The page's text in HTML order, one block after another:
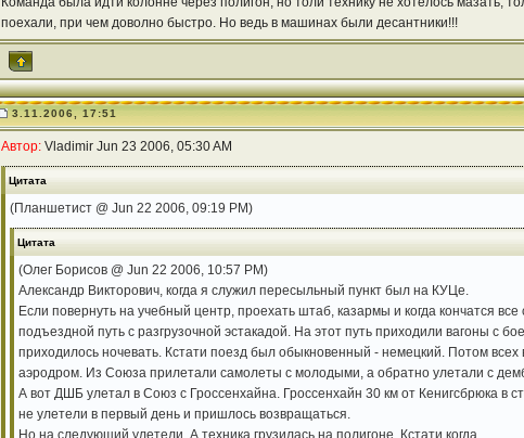
поехали, при чем доволно быстро. Но ведь в машинах были десантники!!!
3.11.2006, 17:51
Автор:Vladimir Jun 23 2006, 05:30 AM
Цитата
(Планшетист @ Jun 22 2006, 09:19 PM)
Цитата
(Олег Борисов @ Jun 22 2006, 10:57 PM)
Александр Викторович, когда я служил пересыльный пункт был на КУЦе.
Если повернуть на учебный центр, проехать штаб, казармы и когда кончатся
подъездной путь с разгрузочной эстакадой. На этот путь приходили вагоны с
приходилось ночевать. Кстати поезд был обыкновенный - немецкий. Потом
аэродром. Из Союза прилетали самолеты с молодыми, а обратно улетали с
А вот ДШБ улетал в Союз с Гроссенхайна. Гроссенхайн 30 км от Кенигсбрюка
не улетели в первый день и пришлось возвращаться.
Но на следующий улетели. А техника грузилась на полигоне. Кстати когда